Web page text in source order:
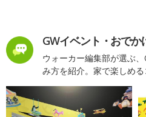
GWイベント・おでか
ウォーカー編集部が選ぶ
み方を紹介。家で楽しめる